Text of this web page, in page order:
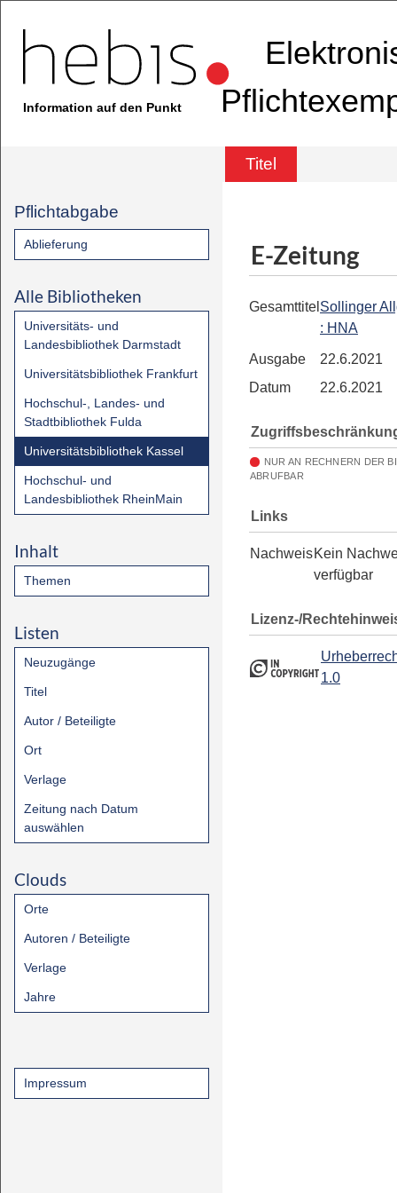
Information auf den Punkt
Titel
Pflichtabgabe
Ablieferung
Alle Bibliotheken
Universitäts- und
Landesbibliothek Darmstadt
Universitätsbibliothek Frankfurt
Hochschul-, Landes- und
Stadtbibliothek Fulda
Universitätsbibliothek Kassel
Hochschul- und
Landesbibliothek RheinMain
Inhalt
Themen
Listen
Neuzugänge
Titel
Autor / Beteiligte
Ort
Verlage
Zeitung nach Datum
auswählen
Clouds
Orte
Autoren / Beteiligte
Verlage
Jahre
Impressum
E-Zeitung
Gesamttitel Sollinger
: HNA
Ausgabe
22.6.2021
Datum
22.6.2021
NUR AN RECHNERN DER
ABRUFBAR
Links
NachweisKein
verfügbar
Lizenz-/
1.0